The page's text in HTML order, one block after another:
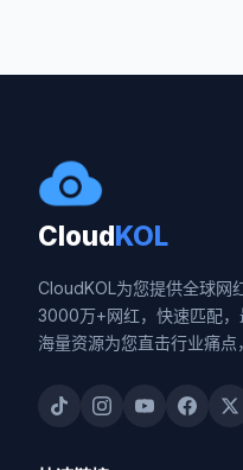
CloudKOL
CloudKOL为您提供全球网
3000万+网红，快速匹配，
海量资源为您直击行业痛点